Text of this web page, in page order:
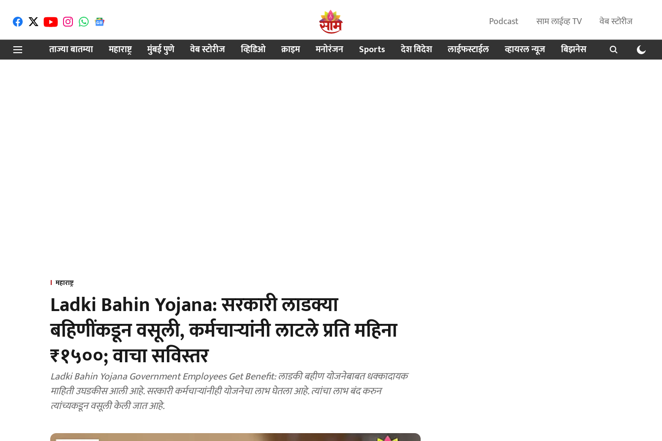
Podcast साम लाईव्ह TV
वेब स्टोरीज
ताज्या बातम्या
महाराष्ट्र मुंबई पुणे वेब स्टोरीज व्हिडिओ क्राइम मनोरंजन Sports देश विदेश लाईफस्टाईल व्हायरल न्यूज बिझनेस
महाराष्ट्र
Ladki Bahin Yojana: सरकारी लाडक्या
बहिणींकडून वसूली, कर्मचार्‍यांनी लाटले प्रति महिना
₹१५००; वाचा सविस्तर
Ladki Bahin Yojana Government Employees Get Benefit: लाडकी बहीण योजनेबाबत धक्कादायक
माहिती उघडकीस आली आहे. सरकारी कर्मचाऱ्यांनीही योजनेचा लाभ घेतला आहे. त्यांचा लाभ बंद करुन
त्यांच्यकडून वसूली केली जात आहे.